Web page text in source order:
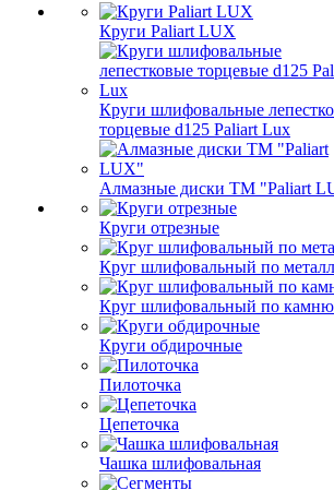
Круги Paliart LUX
Круги шлифовальные
торцевые d125 Paliart Lux
Алмазные диски ТМ "Paliart
Круги отрезные
Круг шлифовальный по
Круг шлифовальный по камню
Круги обдирочные
Пилоточка
Цепеточка
Чашка шлифовальная